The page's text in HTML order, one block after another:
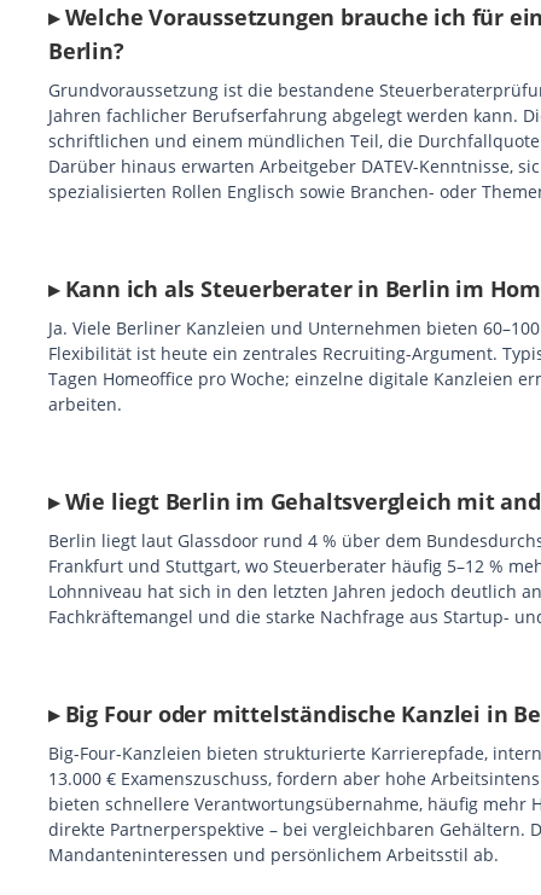
▸ Welche Voraussetzungen brauche ich für
Berlin?
Grundvoraussetzung ist die bestandene
Jahren fachlicher Berufserfahrung abgelegt werden kann.
schriftlichen und einem mündlichen Teil, die
Darüber hinaus erwarten Arbeitgeber DATEV-Kenntnisse,
spezialisierten Rollen Englisch sowie Branchen- oder
▸ Kann ich als Steuerberater in Berlin im
Ja. Viele Berliner Kanzleien und Unternehmen bieten
Flexibilität ist heute ein zentrales Recruiting-Argument.
Tagen Homeoffice pro Woche; einzelne digitale Kanzleien
arbeiten.
▸ Wie liegt Berlin im Gehaltsvergleich mit
Berlin liegt laut Glassdoor rund 4 % über dem
Frankfurt und Stuttgart, wo Steuerberater häufig 5–12 %
Lohnniveau hat sich in den letzten Jahren jedoch deutlich
Fachkräftemangel und die starke Nachfrage aus Startup-
▸ Big Four oder mittelständische Kanzlei in
Big-Four-Kanzleien bieten strukturierte Karrierepfade,
13.000 € Examenszuschuss, fordern aber hohe
bieten schnellere Verantwortungsübernahme, häufig mehr
direkte Partnerperspektive – bei vergleichbaren Gehältern.
Mandanteninteressen und persönlichem Arbeitsstil ab.